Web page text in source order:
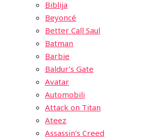
Biblija
Beyoncé
Better Call Saul
Batman
Barbie
Baldur’s Gate
Avatar
Automobili
Attack on Titan
Ateez
Assassin’s Creed